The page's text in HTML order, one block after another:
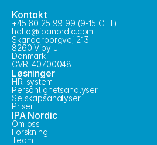
Kontakt
+45 60 25 99 99 (9-15 CET)
hello@ipanordic.com
Skanderborgvej 213
8260 Viby J
Danmark
CVR: 40700048
Løsninger
HR-system
Personlighetsanalyser
Selskapsanalyser
Priser
IPA Nordic
Om oss
Forskning
Team